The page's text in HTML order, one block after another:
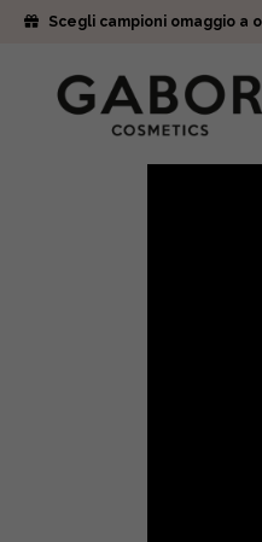
Scegli campioni omaggio a